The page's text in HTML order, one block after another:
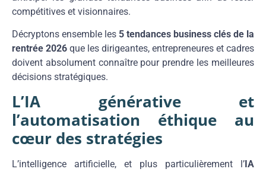
compétitives et visionnaires.
Décryptons ensemble les 5 tendances business clés de la
rentrée 2026 que les dirigeantes, entrepreneures et cadres
doivent absolument connaître pour prendre les meilleures
décisions stratégiques.
L’IA générative et
l’automatisation éthique au
cœur des stratégies
L’intelligence artificielle, et plus particulièrement l’ IA